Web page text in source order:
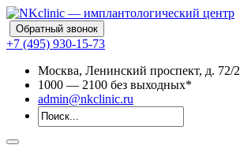
Обратный звонок
+7 (495) 930-15-73
Москва, Ленинский проспект, д. 72/2
1000 — 2100 без выходных*
admin@nkclinic.ru